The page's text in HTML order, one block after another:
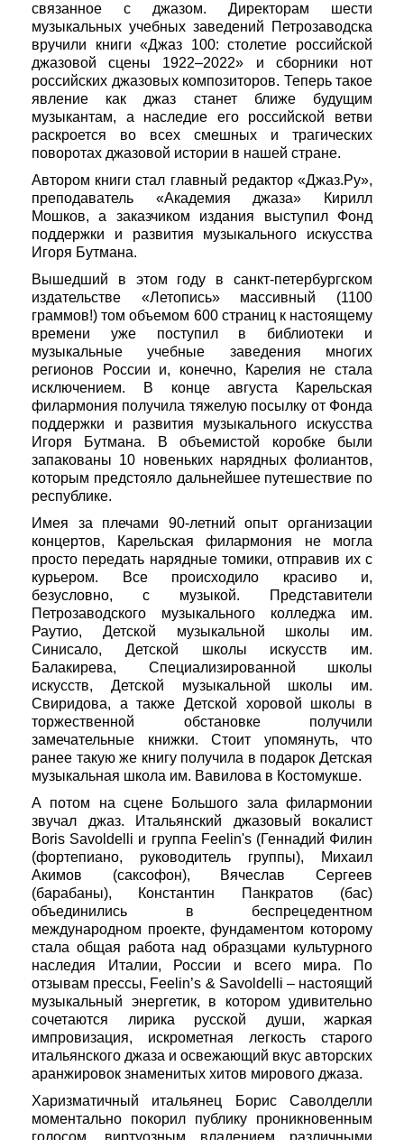
связанное с джазом. Директорам шести
музыкальных учебных заведений Петрозаводска
вручили книги «Джаз 100: столетие российской
джазовой сцены 1922–2022» и сборники нот
российских джазовых композиторов. Теперь такое
явление как джаз станет ближе будущим
музыкантам, а наследие его российской ветви
раскроется во всех смешных и трагических
поворотах джазовой истории в нашей стране.
Автором книги стал главный редактор «Джаз.Ру»,
преподаватель «Академия джаза» Кирилл
Мошков, а заказчиком издания выступил Фонд
поддержки и развития музыкального искусства
Игоря Бутмана.
Вышедший в этом году в санкт-петербургском
издательстве «Летопись» массивный (1100
граммов!) том объемом 600 страниц к настоящему
времени уже поступил в библиотеки и
музыкальные учебные заведения многих
регионов России и, конечно, Карелия не стала
исключением. В конце августа Карельская
филармония получила тяжелую посылку от Фонда
поддержки и развития музыкального искусства
Игоря Бутмана. В объемистой коробке были
запакованы 10 новеньких нарядных фолиантов,
которым предстояло дальнейшее путешествие по
республике.
Имея за плечами 90-летний опыт организации
концертов, Карельская филармония не могла
просто передать нарядные томики, отправив их с
курьером. Все происходило красиво и,
безусловно, с музыкой. Представители
Петрозаводского музыкального колледжа им.
Раутио, Детской музыкальной школы им.
Синисало, Детской школы искусств им.
Балакирева, Специализированной школы
искусств, Детской музыкальной школы им.
Свиридова, а также Детской хоровой школы в
торжественной обстановке получили
замечательные книжки. Стоит упомянуть, что
ранее такую же книгу получила в подарок Детская
музыкальная школа им. Вавилова в Костомукше.
А потом на сцене Большого зала филармонии
звучал джаз. Итальянский джазовый вокалист
Boris Savoldelli и группа Feelin's (Геннадий Филин
(фортепиано, руководитель группы), Михаил
Акимов (саксофон), Вячеслав Сергеев
(барабаны), Константин Панкратов (бас)
объединились в беспрецедентном
международном проекте, фундаментом которому
стала общая работа над образцами культурного
наследия Италии, России и всего мира. По
отзывам прессы, Feelin’s & Savoldelli – настоящий
музыкальный энергетик, в котором удивительно
сочетаются лирика русской души, жаркая
импровизация, искрометная легкость старого
итальянского джаза и освежающий вкус авторских
аранжировок знаменитых хитов мирового джаза.
Харизматичный итальянец Борис Саволделли
моментально покорил публику проникновенным
голосом, виртуозным владением различными